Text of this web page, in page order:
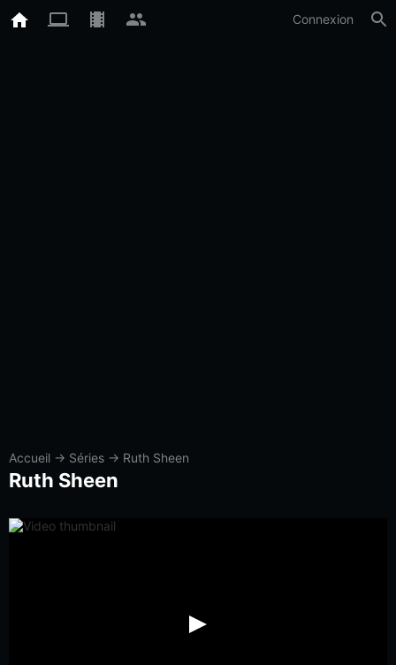
Connexion
Accueil → Séries → Ruth Sheen
Ruth Sheen